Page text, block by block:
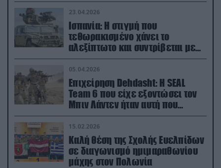
23.04.2026
Ισπανία: Η στιγμή που
τεθωρακισμένο χάνει το
αλεξίπτωτο και συντρίβεται με
ορμή στο έδαφος (βίντεο)
05.04.2026
Επιχείρηση Dehdasht: Η SEAL
Team 6 που είχε εξοντώσει τον
Μπιν Λάντεν ήταν αυτή που
διέσωσε τον πιλότο του F-15
15.02.2026
Καλή θέση της Σχολής Ευελπίδων
σε διαγωνισμό ημιμαραθωνίου
μάχης στον Πολωνία